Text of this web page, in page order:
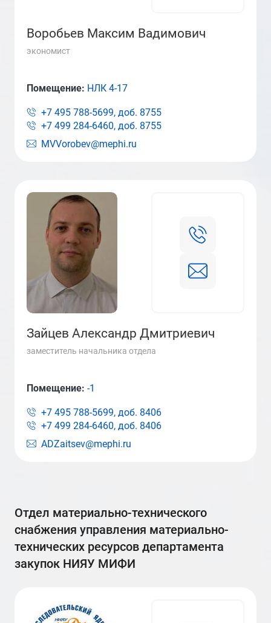
Воробьев Максим Вадимович
экономист
MVVorobev@mephi.ru
Помещение: НЛК 4-17
+7 495 788-5699, доб. 8755
+7 499 284-6460, доб. 8755
Зайцев Александр Дмитриевич
заместитель начальника отдела
ADZaitsev@mephi.ru
Помещение: -1
+7 495 788-5699, доб. 8406
+7 499 284-6460, доб. 8406
отдел материально-технического
снабжения управления материально-
технических ресурсов департамента
закупок НИЯУ МИФИ